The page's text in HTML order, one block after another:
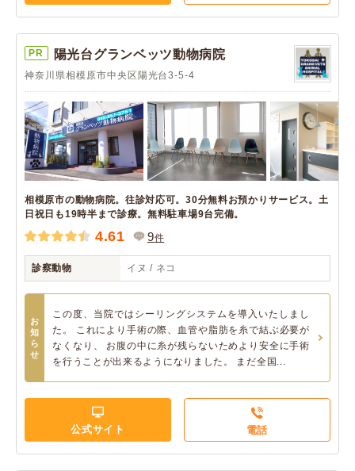
PR 陽光台グランベッツ動物病院
神奈川県相模原市中央区陽光台3-5-4
相模原市の動物病院。往診対応可。30分無料お預かりサービス。土
日祝日も19時半まで診療。無料駐車場9台完備。
4.61 9件
診察動物 イヌ / ネコ
お
知
ら
せ
この度、当院ではシーリングシステムを導入いたしまし
た。 これにより手術の際、血管や脂肪を糸で結ぶ必要が
なくなり、 お腹の中に糸が残らないためより安全に手術
を行うことが出来るようになりました。 まだ全国...
公式サイト 電話